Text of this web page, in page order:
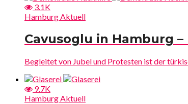
3.1K
Hamburg Aktuell
Cavusoglu in Hamburg
Begleitet von Jubel und Protesten ist der
9.7K
Hamburg Aktuell